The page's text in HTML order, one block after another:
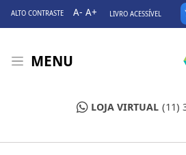
ALTO CONTRASTE A- A+ LIVRO ACESSÍVEL
MENU
LOJA VIRTUAL (11)